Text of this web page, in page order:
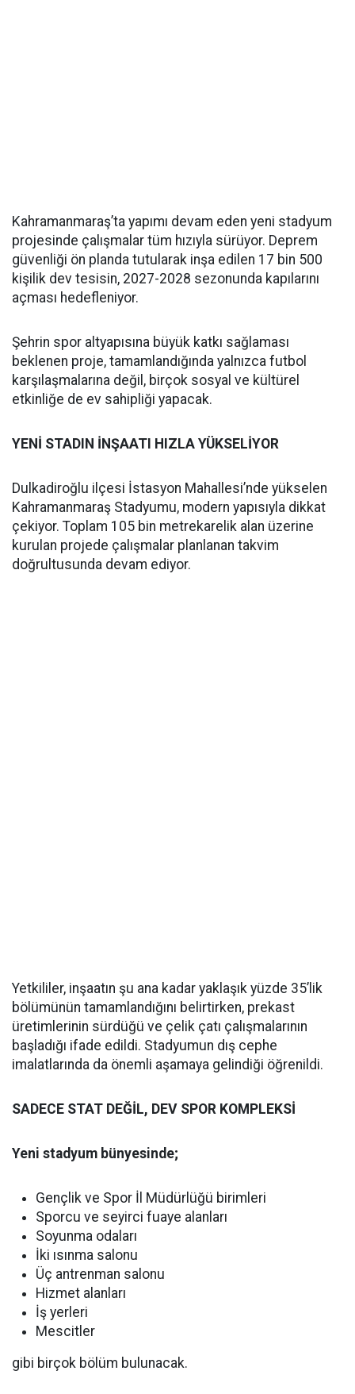
Kahramanmaraş’ta yapımı devam eden yeni stadyum
projesinde çalışmalar tüm hızıyla sürüyor. Deprem
güvenliği ön planda tutularak inşa edilen 17 bin 500
kişilik dev tesisin, 2027-2028 sezonunda kapılarını
açması hedefleniyor.
Şehrin spor altyapısına büyük katkı sağlaması
beklenen proje, tamamlandığında yalnızca futbol
karşılaşmalarına değil, birçok sosyal ve kültürel
etkinliğe de ev sahipliği yapacak.
YENİ STADIN İNŞAATI HIZLA YÜKSELİYOR
Dulkadiroğlu ilçesi İstasyon Mahallesi’nde yükselen
Kahramanmaraş Stadyumu, modern yapısıyla dikkat
çekiyor. Toplam 105 bin metrekarelik alan üzerine
kurulan projede çalışmalar planlanan takvim
doğrultusunda devam ediyor.
Yetkililer, inşaatın şu ana kadar yaklaşık yüzde 35’lik
bölümünün tamamlandığını belirtirken, prekast
üretimlerinin sürdüğü ve çelik çatı çalışmalarının
başladığı ifade edildi. Stadyumun dış cephe
imalatlarında da önemli aşamaya gelindiği öğrenildi.
SADECE STAT DEĞİL, DEV SPOR KOMPLEKSİ
Yeni stadyum bünyesinde;
Gençlik ve Spor İl Müdürlüğü birimleri
Sporcu ve seyirci fuaye alanları
Soyunma odaları
İki ısınma salonu
Üç antrenman salonu
Hizmet alanları
İş yerleri
Mescitler
gibi birçok bölüm bulunacak.